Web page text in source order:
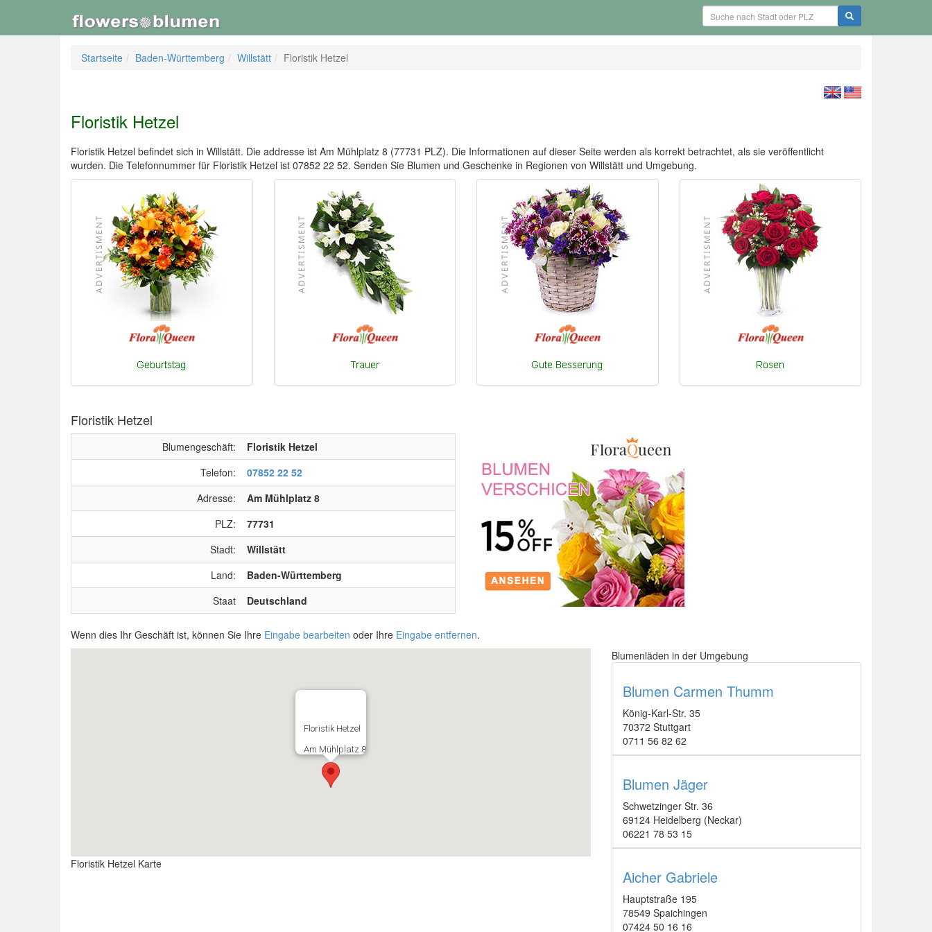
Startseite Baden-Württemberg Willstätt Floristik Hetzel
Floristik Hetzel
Floristik Hetzel befindet sich in Willstätt. Die addresse ist Am Mühlplatz 8 (77731 PLZ). Die Informationen auf dieser Seite werden als korrekt betrachtet, als sie veröffentlicht
wurden. Die Telefonnummer für Floristik Hetzel ist 07852 22 52. Senden Sie Blumen und Geschenke in Regionen von Willstätt und Umgebung.
Floristik Hetzel
Blumengeschäft:
Floristik Hetzel
Telefon:
07852 22 52
Adresse:
Am Mühlplatz 8
PLZ:
77731
Stadt:
Willstätt
Land:
Baden-Württemberg
Staat
Deutschland
Wenn dies Ihr Geschäft ist, können Sie Ihre Eingabe bearbeiten oder Ihre Eingabe entfernen.
Floristik Hetzel
Am Mühlplatz 8
Floristik Hetzel Karte
Blumenläden in der Umgebung
Blumen Carmen Thumm
König-Karl-Str. 35
70372 Stuttgart
0711 56 82 62
Blumen Jäger
Schwetzinger Str. 36
69124 Heidelberg (Neckar)
06221 78 53 15
Aicher Gabriele
Hauptstraße 195
78549 Spaichingen
07424 50 16 16